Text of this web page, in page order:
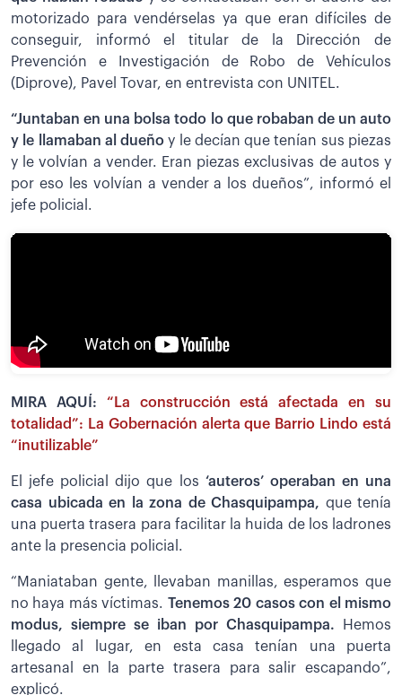
motorizado para vendérselas ya que eran difíciles de
conseguir, informó el titular de la Dirección de
Prevención e Investigación de Robo de Vehículos
(Diprove), Pavel Tovar, en entrevista con UNITEL.
“Juntaban en una bolsa todo lo que robaban de un auto
y le llamaban al dueñoy le decían que tenían sus piezas
y le volvían a vender. Eran piezas exclusivas de autos y
por eso les volvían a vender a los dueños”, informó el
jefe policial.
MIRA AQUÍ: “La construcción está afectada en su
totalidad”: La Gobernación alerta que Barrio Lindo está
“inutilizable”
El jefe policial dijo que los ‘auteros’ operaban en una
casa ubicada en la zona de Chasquipampa, que tenía
una puerta trasera para facilitar la huida de los ladrones
ante la presencia policial.
“Maniataban gente, llevaban manillas, esperamos que
no haya más víctimas. Tenemos 20 casos con el mismo
modus, siempre se iban por Chasquipampa. Hemos
llegado al lugar, en esta casa tenían una puerta
artesanal en la parte trasera para salir escapando”,
explicó.